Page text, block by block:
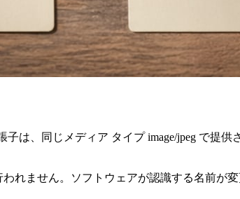
は、同じメディア タイプ image/jpeg で提
れません。ソフトウェアが認識する名前が